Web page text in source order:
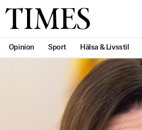
Times
Opinion Sport Hälsa & Livsstil